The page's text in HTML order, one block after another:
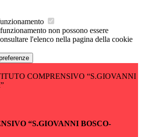
non possono essere
l'elenco nella pagina della cookie
COMPRENSIVO “S.GIOVANNI
“S.GIOVANNI BOSCO-